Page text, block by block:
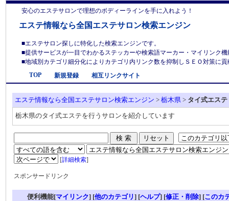
安心のエステサロンで理想のボディーラインを手に入れよう！
エステ情報なら全国エステサロン検索エンジン
■エステサロン探しに特化した検索エンジンです。
■提供サービスが一目でわかるステッカーや検索語マーカー・マイリンク
■地域別カテゴリ細分化によりカテゴリ内リンク数を抑制しＳＥＯ対策に
TOP
新規登録 相互リンクサイト
エステ情報なら全国エステサロン検索エンジン > 栃木県 > タイ式エステ
栃木県のタイ式エステを行うサロンを紹介しています
[詳細検索]
スポンサードリンク
便利機能[マイリンク] [他のカテゴリ] [ヘルプ] [修正・削除] [このカ